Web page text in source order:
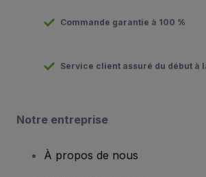
Commande garantie à 100 %
Service client assuré du début à
Notre entreprise
À propos de nous